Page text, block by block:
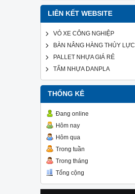
LIÊN KẾT WEBSITE
VỎ XE CÔNG NGHIỆP
BÀN NÂNG HÀNG THỦY LỰC
PALLET NHỰA GIÁ RẺ
TẤM NHỰA DANPLA
THỐNG KÊ
Đang online
Hôm nay
Hôm qua
Trong tuần
Trong tháng
Tổng cộng